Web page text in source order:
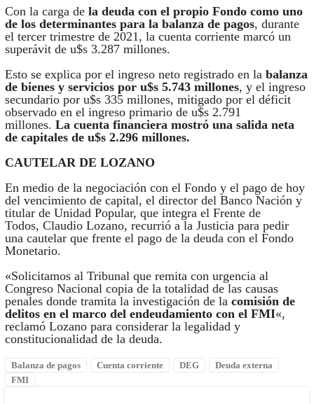
Con la carga de la deuda con el propio Fondo como uno
de los determinantes para la balanza de pagos, durante
el tercer trimestre de 2021, la cuenta corriente marcó un
superávit de u$s 3.287 millones.
Esto se explica por el ingreso neto registrado en la balanza
de bienes y servicios por u$s 5.743 millones, y el ingreso
secundario por u$s 335 millones, mitigado por el déficit
observado en el ingreso primario de u$s 2.791
millones. La cuenta financiera mostró una salida neta
de capitales de u$s 2.296 millones.
CAUTELAR DE LOZANO
En medio de la negociación con el Fondo y el pago de hoy
del vencimiento de capital, el director del Banco Nación y
titular de Unidad Popular, que integra el Frente de
Todos, Claudio Lozano, recurrió a la Justicia para pedir
una cautelar que frente el pago de la deuda con el Fondo
Monetario.
«Solicitamos al Tribunal que remita con urgencia al
Congreso Nacional copia de la totalidad de las causas
penales donde tramita la investigación de la comisión de
delitos en el marco del endeudamiento con el FMI«,
reclamó Lozano para considerar la legalidad y
constitucionalidad de la deuda.
Balanza de pagos Cuenta corriente DEG
Deuda externa
FMI